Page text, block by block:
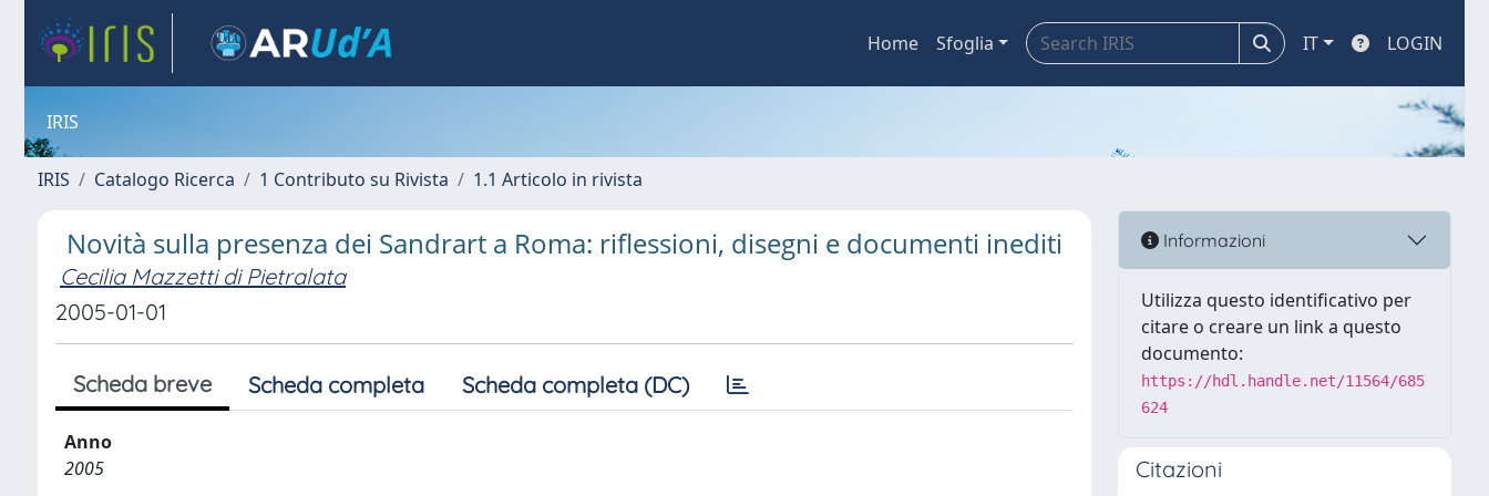
Home Sfoglia IT LOGIN
IRIS
IRIS Catalogo Ricerca 1 Contributo su Rivista 1.1 Articolo in rivista
Novità sulla presenza dei Sandrart a Roma: riflessioni, disegni e documenti inediti
Cecilia Mazzetti di Pietralata
2005-01-01
Scheda breve Scheda completa Scheda completa (DC)
Anno
2005
Informazioni
Utilizza questo identificativo per
citare o creare un link a questo
documento:
https://hdl.handle.net/11564/685
624
Citazioni